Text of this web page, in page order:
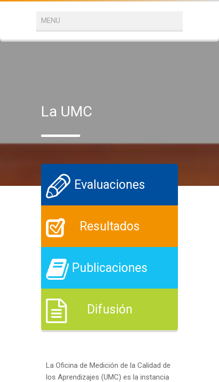
La UMC
Evaluaciones
Resultados
Publicaciones
Difusión
La Oficina de Medición de la Calidad de
los Aprendizajes (UMC) es la instancia